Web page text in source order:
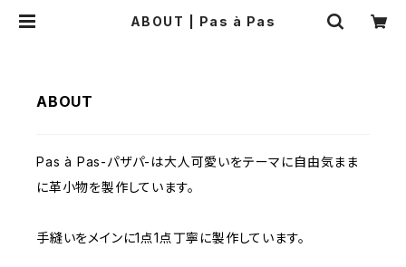
ABOUT | Pas à Pas
ABOUT
Pas à Pas-パザパ-は大人可愛いをテーマに自由気まま
に革小物を製作しています。
手縫いをメインに1点1点丁寧に製作しています。